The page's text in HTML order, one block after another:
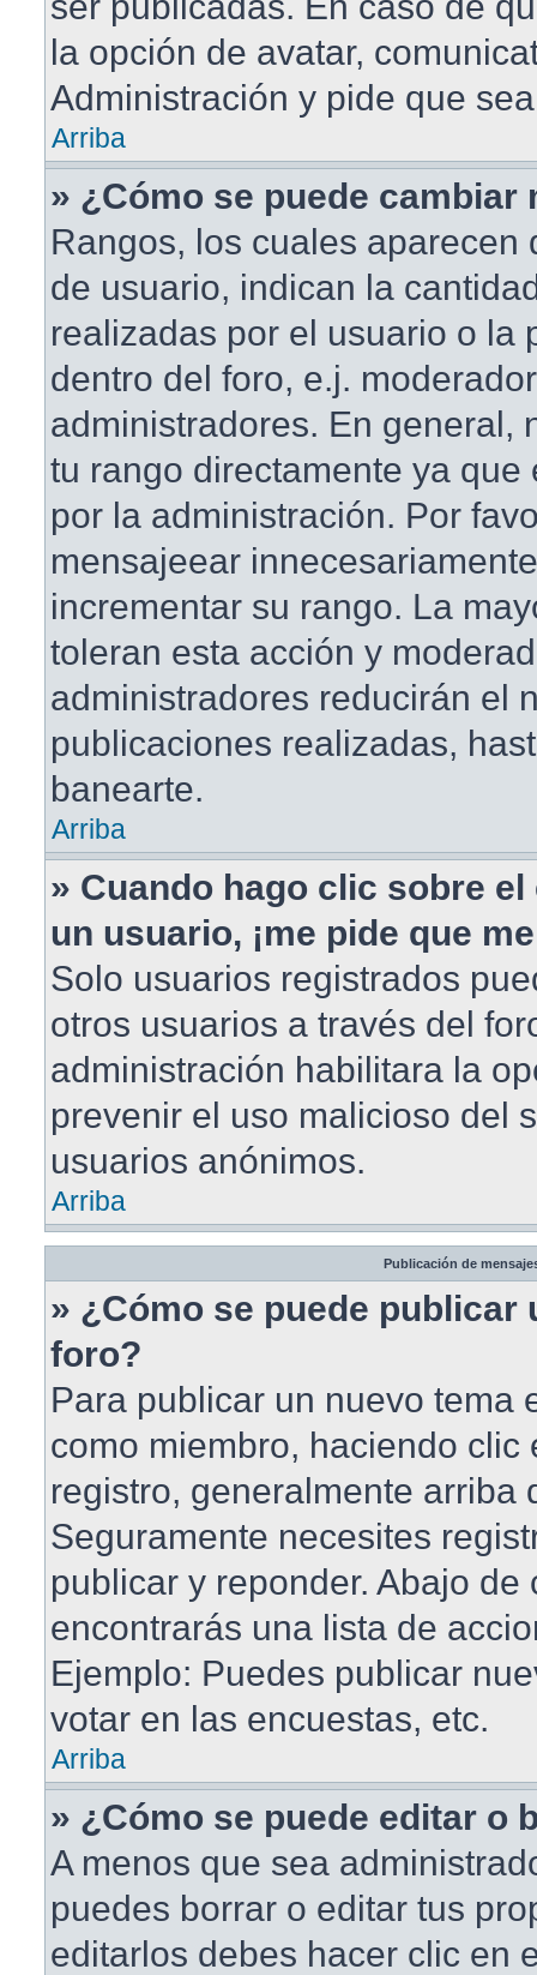
la opción de avatar,
Administración y pide que
Arriba
» ¿Cómo se puede cambiar
Rangos, los cuales aparecen
de usuario, indican la
realizadas por el usuario o la
dentro del foro, e.j.
administradores. En general,
tu rango directamente ya que
por la administración. Por
mensajeear
incrementar su rango. La
toleran esta acción y
administradores reducirán el
publicaciones realizadas,
banearte.
Arriba
» Cuando hago clic sobre
un usuario, ¡me pide que
Solo usuarios registrados
otros usuarios a través del
administración habilitara la
prevenir el uso malicioso del
usuarios anónimos.
Arriba
Publicación de
» ¿Cómo se puede publicar
foro?
Para publicar un nuevo tema
como miembro, haciendo clic
registro, generalmente arriba
Seguramente necesites
publicar y reponder. Abajo de
encontrarás una lista de
Ejemplo: Puedes publicar
votar en las encuestas, etc.
Arriba
» ¿Cómo se puede editar o
A menos que sea
puedes borrar o editar tus
editarlos debes hacer clic en